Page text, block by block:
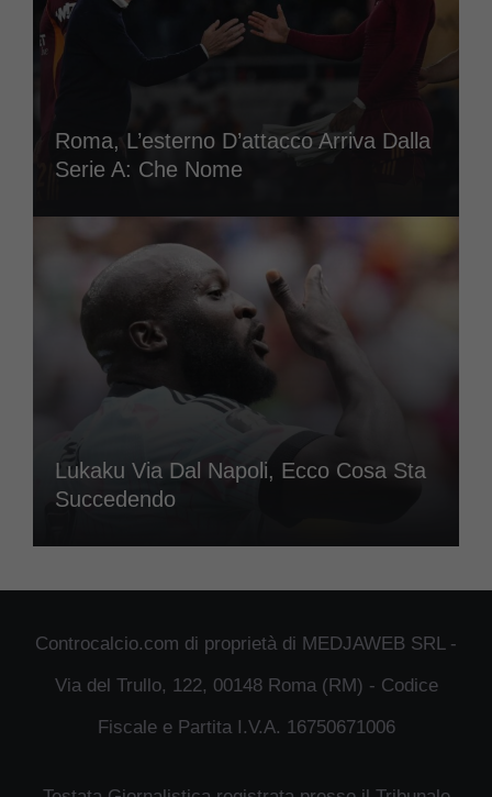
Roma, L’esterno D’attacco Arriva Dalla
Serie A: Che Nome
Lukaku Via Dal Napoli, Ecco Cosa Sta
Succedendo
Controcalcio.com di proprietà di MEDJAWEB SRL -
Via del Trullo, 122, 00148 Roma (RM) - Codice
Fiscale e Partita I.V.A. 16750671006